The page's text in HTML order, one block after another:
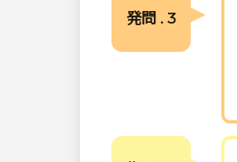
発問 . 3